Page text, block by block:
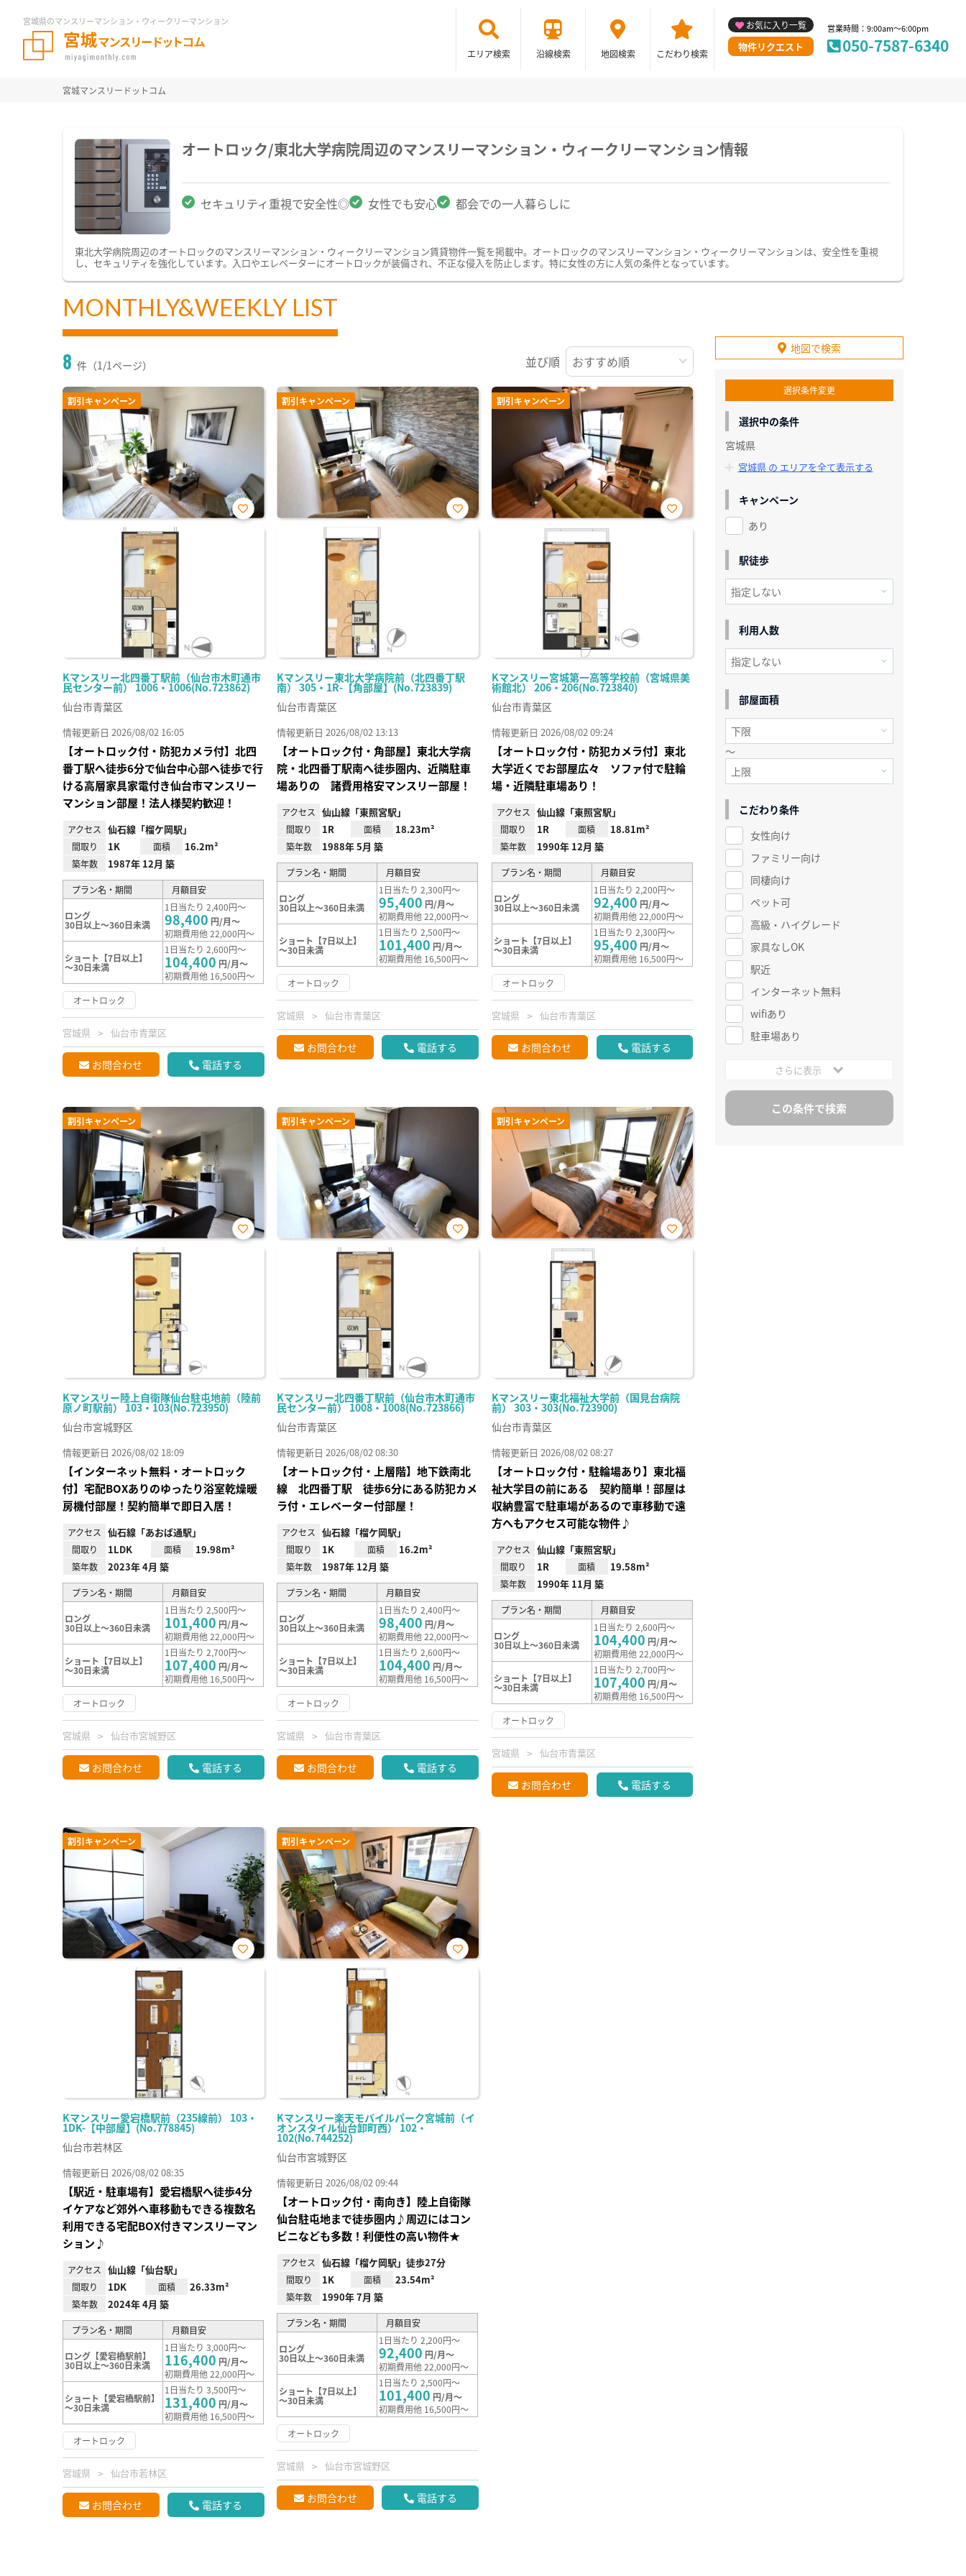
宮城県のマンスリーマンション・ウィークリーマンション
エリア検索 沿線検索 地図検索 こだわり検索
お気に入り一覧
物件リクエスト
営業時間：9:00am～6:00pm
050-7587-6340
宮城マンスリードットコム
オートロック/東北大学病院周辺のマンスリーマンション・ウィークリーマンション情報
セキュリティ重視で安全性◎ 女性でも安心 都会での一人暮らしに
東北大学病院周辺のオートロックのマンスリーマンション・ウィークリーマンション賃貸物件一覧を掲載中。オートロックのマンスリーマンション・ウィークリーマンションは、安全性を重視
し、セキュリティを強化しています。入口やエレベーターにオートロックが装備され、不正な侵入を防止します。特に女性の方に人気の条件となっています。
MONTHLY&WEEKLY LIST
8 件（1/1ページ） 並び順
割引キャンペーン
Kマンスリー北四番丁駅前（仙台市木町通市
民センター前） 1006・1006(No.723862)
お気
仙台市青葉区
情報更新日 2026/08/02 16:05
【オートロック付・防犯カメラ付】北四
番丁駅へ徒歩6分で仙台中心部へ徒歩で行
ける高層家具家電付き仙台市マンスリー
マンション部屋！法人様契約歓迎！
アクセス 仙石線「榴ケ岡駅」
間取り 1K 面積 16.2m²
築年数 1987年 12月 築
プラン名・期間 月額目安
ロング
30日以上～360日未満
1日当たり 2,400円～
98,400 円/月～
初期費用他 22,000円～
ショート【7日以上】
～30日未満
1日当たり 2,600円～
104,400 円/月～
初期費用他 16,500円～
オートロック
宮城県 仙台市青葉区
お問合わせ 電話する
割引キャンペーン
Kマンスリー東北大学病院前（北四番丁駅
南） 305・1R-【角部屋】(No.723839)
お気
仙台市青葉区
情報更新日 2026/08/02 13:13
【オートロック付・角部屋】東北大学病
院・北四番丁駅南へ徒歩圏内、近隣駐車
場ありの 諸費用格安マンスリー部屋！
アクセス 仙山線「東照宮駅」
間取り 1R 面積 18.23m²
築年数 1988年 5月 築
プラン名・期間 月額目安
ロング
30日以上～360日未満
1日当たり 2,300円～
95,400 円/月～
初期費用他 22,000円～
ショート【7日以上】
～30日未満
1日当たり 2,500円～
101,400 円/月～
初期費用他 16,500円～
オートロック
宮城県 仙台市青葉区
お問合わせ 電話する
割引キャンペーン
Kマンスリー宮城第一高等学校前（宮城県美
術館北） 206・206(No.723840)
お気
仙台市青葉区
情報更新日 2026/08/02 09:24
【オートロック付・防犯カメラ付】東北
大学近くでお部屋広々 ソファ付で駐輪
場・近隣駐車場あり！
アクセス 仙山線「東照宮駅」
間取り 1R 面積 18.81m²
築年数 1990年 12月 築
プラン名・期間 月額目安
ロング
30日以上～360日未満
1日当たり 2,200円～
92,400 円/月～
初期費用他 22,000円～
ショート【7日以上】
～30日未満
1日当たり 2,300円～
95,400 円/月～
初期費用他 16,500円～
オートロック
宮城県 仙台市青葉区
お問合わせ 電話する
割引キャンペーン
Kマンスリー陸上自衛隊仙台駐屯地前（陸前
原ノ町駅前） 103・103(No.723950)
お気
仙台市宮城野区
情報更新日 2026/08/02 18:09
【インターネット無料・オートロック
付】宅配BOXありのゆったり浴室乾燥暖
房機付部屋！契約簡単で即日入居！
アクセス 仙石線「あおば通駅」
間取り 1LDK 面積 19.98m²
築年数 2023年 4月 築
プラン名・期間 月額目安
ロング
30日以上～360日未満
1日当たり 2,500円～
101,400 円/月～
初期費用他 22,000円～
ショート【7日以上】
～30日未満
1日当たり 2,700円～
107,400 円/月～
初期費用他 16,500円～
オートロック
宮城県 仙台市宮城野区
お問合わせ 電話する
割引キャンペーン
Kマンスリー北四番丁駅前（仙台市木町通市
民センター前） 1008・1008(No.723866)
お気
仙台市青葉区
情報更新日 2026/08/02 08:30
【オートロック付・上層階】地下鉄南北
線 北四番丁駅 徒歩6分にある防犯カメ
ラ付・エレベーター付部屋！
アクセス 仙石線「榴ケ岡駅」
間取り 1K 面積 16.2m²
築年数 1987年 12月 築
プラン名・期間 月額目安
ロング
30日以上～360日未満
1日当たり 2,400円～
98,400 円/月～
初期費用他 22,000円～
ショート【7日以上】
～30日未満
1日当たり 2,600円～
104,400 円/月～
初期費用他 16,500円～
オートロック
宮城県 仙台市青葉区
お問合わせ 電話する
割引キャンペーン
Kマンスリー東北福祉大学前（国見台病院
前） 303・303(No.723900)
お気
仙台市青葉区
情報更新日 2026/08/02 08:27
【オートロック付・駐輪場あり】東北福
祉大学目の前にある 契約簡単！部屋は
収納豊富で駐車場があるので車移動で遠
方へもアクセス可能な物件♪
アクセス 仙山線「東照宮駅」
間取り 1R 面積 19.58m²
築年数 1990年 11月 築
プラン名・期間 月額目安
ロング
30日以上～360日未満
1日当たり 2,600円～
104,400 円/月～
初期費用他 22,000円～
ショート【7日以上】
～30日未満
1日当たり 2,700円～
107,400 円/月～
初期費用他 16,500円～
オートロック
宮城県 仙台市青葉区
お問合わせ 電話する
割引キャンペーン
Kマンスリー愛宕橋駅前（235線前） 103・
1DK-【中部屋】(No.778845)
お気
仙台市若林区
情報更新日 2026/08/02 08:35
【駅近・駐車場有】愛宕橋駅へ徒歩4分
イケアなど郊外へ車移動もできる複数名
利用できる宅配BOX付きマンスリーマン
ション♪
アクセス 仙山線「仙台駅」
間取り 1DK 面積 26.33m²
築年数 2024年 4月 築
プラン名・期間 月額目安
ロング【愛宕橋駅前】
30日以上～360日未満
1日当たり 3,000円～
116,400 円/月～
初期費用他 22,000円～
ショート【愛宕橋駅前】
～30日未満
1日当たり 3,500円～
131,400 円/月～
初期費用他 16,500円～
オートロック
宮城県 仙台市若林区
お問合わせ 電話する
割引キャンペーン
Kマンスリー楽天モバイルパーク宮城前（イ
オンスタイル仙台卸町西） 102・
102(No.744252)
お気
仙台市宮城野区
情報更新日 2026/08/02 09:44
【オートロック付・南向き】陸上自衛隊
仙台駐屯地まで徒歩圏内♪周辺にはコン
ビニなども多数！利便性の高い物件★
アクセス 仙石線「榴ケ岡駅」徒歩27分
間取り 1K 面積 23.54m²
築年数 1990年 7月 築
プラン名・期間 月額目安
ロング
30日以上～360日未満
1日当たり 2,200円～
92,400 円/月～
初期費用他 22,000円～
ショート【7日以上】
～30日未満
1日当たり 2,500円～
101,400 円/月～
初期費用他 16,500円～
オートロック
宮城県 仙台市宮城野区
お問合わせ 電話する
地図で検索
選択条件変更
選択中の条件
宮城県
宮城県 の エリアを全て表示する
キャンペーン
あり
駅徒歩
利用人数
部屋面積
～
こだわり条件
女性向け
ファミリー向け
同棲向け
ペット可
高級・ハイグレード
家具なしOK
駅近
インターネット無料
wifiあり
駐車場あり
さらに表示